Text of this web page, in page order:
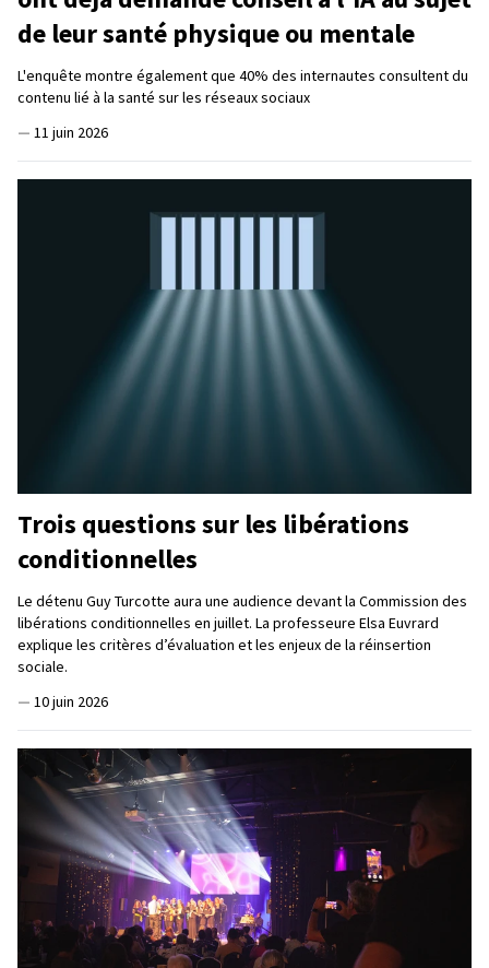
de leur santé physique ou mentale
L'enquête montre également que 40% des internautes consultent du
contenu lié à la santé sur les réseaux sociaux
— 11 juin 2026
Trois questions sur les libérations
conditionnelles
Le détenu Guy Turcotte aura une audience devant la Commission des
libérations conditionnelles en juillet. La professeure Elsa Euvrard
explique les critères d’évaluation et les enjeux de la réinsertion
sociale.
— 10 juin 2026